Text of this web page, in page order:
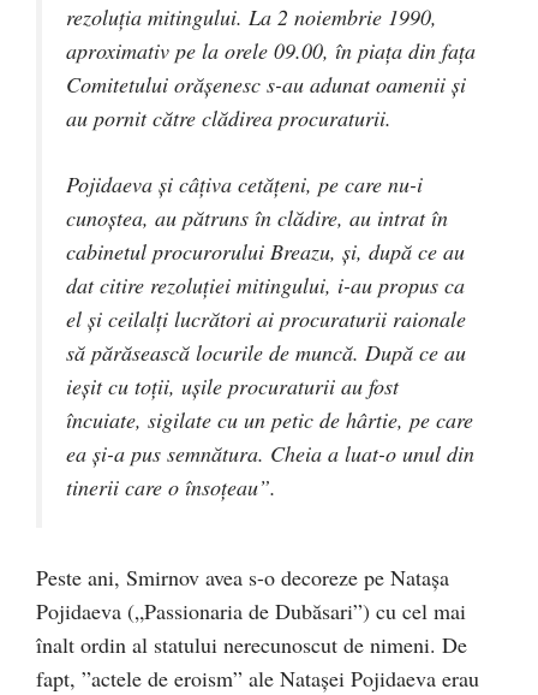
rezoluţia mitingului. La 2 noiembrie 1990,
aproximativ pe la orele 09.00, în piaţa din faţa
Comitetului orăşenesc s-au adunat oamenii şi
au pornit către clădirea procuraturii.
Pojidaeva şi câţiva cetăţeni, pe care nu-i
cunoştea, au pătruns în clădire, au intrat în
cabinetul procurorului Breazu, şi, după ce au
dat citire rezoluţiei mitingului, i-au propus ca
el şi ceilalți lucrători ai procuraturii raionale
să părăsească locurile de muncă. După ce au
ieşit cu toţii, uşile procuraturii au fost
încuiate, sigilate cu un petic de hârtie, pe care
ea şi-a pus semnătura. Cheia a luat-o unul din
tinerii care o însoţeau”.
Peste ani, Smirnov avea s-o decoreze pe Natașa
Pojidaeva („Passionaria de Dubăsari”) cu cel mai
înalt ordin al statului nerecunoscut de nimeni. De
fapt, ”actele de eroism” ale Natașei Pojidaeva erau